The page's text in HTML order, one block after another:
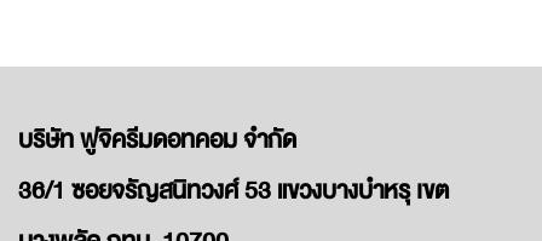
บริษัท ฟูจิครีมดอทคอม จำกัด
36/1 ซอยจรัญสนิทวงศ์ 53 แขวงบางบำหรุ เขต